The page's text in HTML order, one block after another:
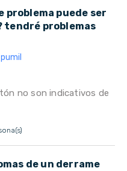
problema puede ser
tendré problemas
no son indicativos de
de un derrame